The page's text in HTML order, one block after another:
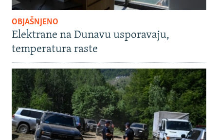
OBJAŠNJENO
Elektrane na Dunavu usporavaju,
temperatura raste